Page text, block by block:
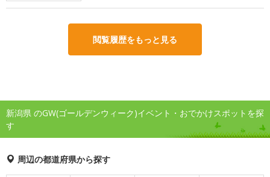
閲覧履歴をもっと見る
新潟県 のGW(ゴールデンウィーク)イベント・おでかけスポットを探
す
周辺の都道府県から探す